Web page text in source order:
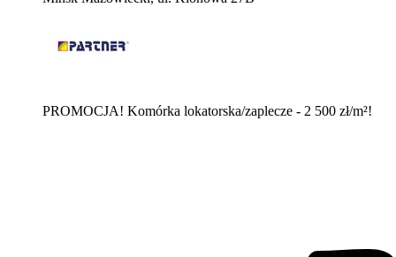
PROMOCJA! Komórka lokatorska/zaplecze - 2 500 zł/m²!